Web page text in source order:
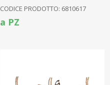
CODICE PRODOTTO: 6810617
a PZ